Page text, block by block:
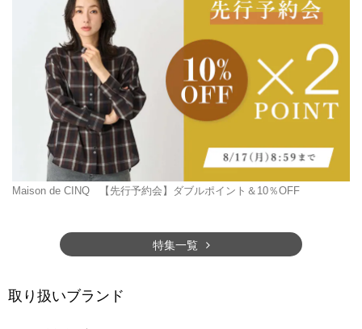
Maison de CINQ 【先行予約会】ダブルポイント＆10％OFF
特集一覧
取り扱いブランド